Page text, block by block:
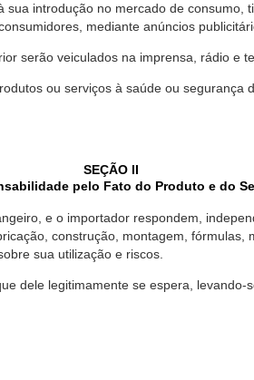
introdução no mercado de
mediante anúncios
serão veiculados na imprensa, rádio e
ou serviços à saúde ou
SEÇÃO II
pelo Fato do Produto e do
e o importador respondem,
construção, montagem,
sua utilização e riscos.
dele legitimamente se espera,